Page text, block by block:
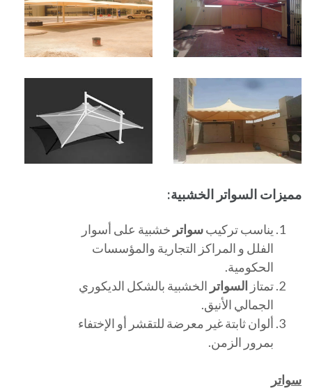
مميزات السواتر الخشبية:
يناسب تركيبسواتر خشبية على أسوار
الفلل و المراكز التجارية والمؤسسات
الحكومية.
تمتاز السواتر الخشبية بالشكل الديكوري
الجمالي الأنيق.
ألوان ثابتة غير معرضة للتقشر أو الإختفاء
بمرور الزمن.
سواتر